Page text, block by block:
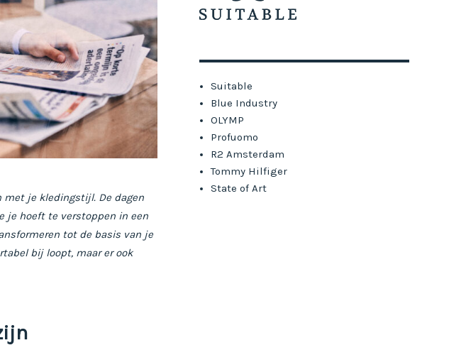
met je kledingstijl. De dagen
je hoeft te verstoppen in een
tot de basis van je
bij loopt, maar er ook
Suitable
Blue Industry
OLYMP
Profuomo
R2 Amsterdam
Tommy Hilfiger
State of Art